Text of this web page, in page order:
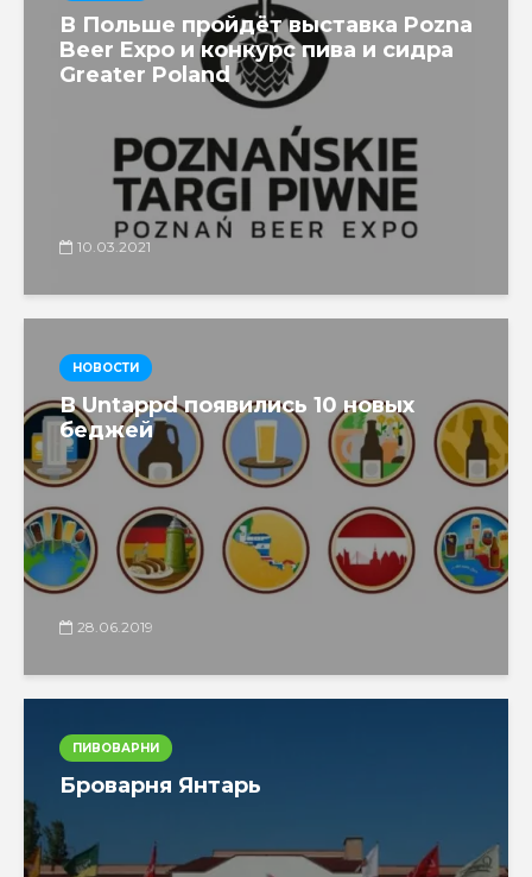
В Польше пройдёт выставка Pozna
Beer Expo и конкурс пива и сидра
Greater Poland
10.03.2021
НОВОСТИ
В Untappd появились 10 новых
беджей
28.06.2019
ПИВОВАРНИ
Броварня Янтарь